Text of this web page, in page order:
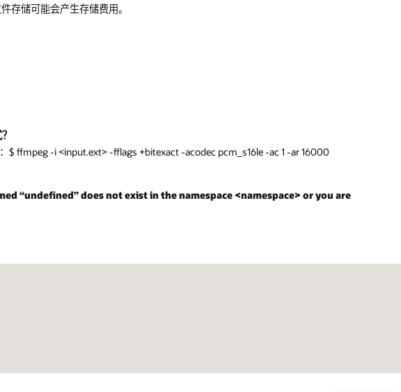
存储可能会产生存储费用。
$ ffmpeg -i <input.ext> -fflags +bitexact -acodec pcm_s16le -ac 1 -ar 16000
“undefined” does not exist in the namespace <namespace> or you are